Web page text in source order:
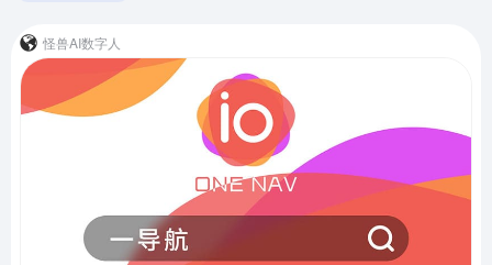
怪兽AI数字人